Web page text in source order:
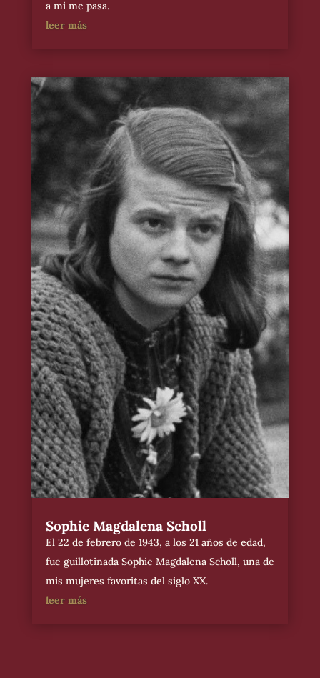
a mi me pasa.
leer más
Sophie Magdalena Scholl
El 22 de febrero de 1943, a los 21 años de edad,
fue guillotinada Sophie Magdalena Scholl, una de
mis mujeres favoritas del siglo XX.
leer más